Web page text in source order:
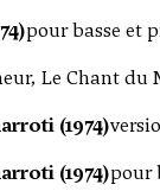
pour basse et
Le Chant du
(1974)
(1974)pour